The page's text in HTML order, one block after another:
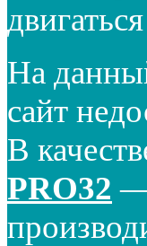
На
сайт
В
PRO32 —